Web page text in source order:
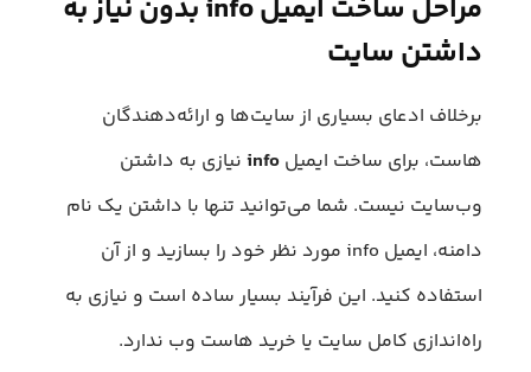
مراحل ساخت ایمیل info بدون نیاز به
داشتن سایت
برخلاف ادعای بسیاری از سایت‌ها و ارائه‌دهندگان
هاست، برای ساخت ایمیل info نیازی به داشتن
وب‌سایت نیست. شما می‌توانید تنها با داشتن یک نام
دامنه، ایمیل info مورد نظر خود را بسازید و از آن
استفاده کنید. این فرآیند بسیار ساده است و نیازی به
راه‌اندازی کامل سایت یا خرید هاست وب ندارد.